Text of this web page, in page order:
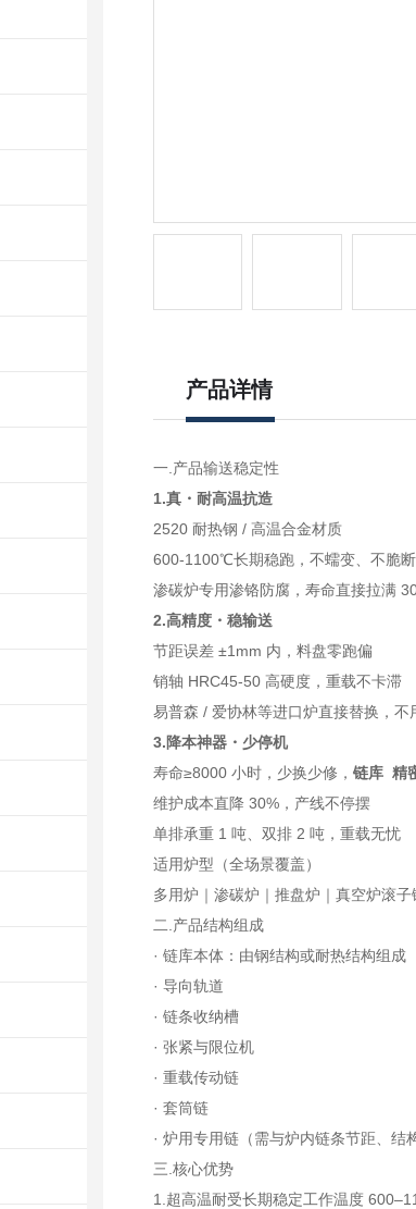
产品详情
一.产品输送稳定性
1.真・耐高温抗造
2520 耐热钢 / 高温合金材质
600-1100℃长期稳跑，不蠕变、不脆断
渗碳炉专用渗铬防腐，寿命直接拉满
2.高精度・稳输送
节距误差 ±1mm 内，料盘零跑偏
销轴 HRC45-50 高硬度，重载不卡滞
易普森 / 爱协林等进口炉直接替换，不
3.降本神器・少停机
寿命≥8000 小时，少换少修， 链库 精
维护成本直降 30%，产线不停摆
单排承重 1 吨、双排 2 吨，重载无忧
适用炉型（全场景覆盖）
多用炉｜渗碳炉｜推盘炉｜真空炉滚
二.产品结构组成
· 链库本体：由钢结构或耐热结构组成
· 导向轨道
· 链条收纳槽
· 张紧与限位机
· 重载传动链
· 套筒链
· 炉用专用链（需与炉内链条节距、结
三.核心优势
1.超高温耐受长期稳定工作温度